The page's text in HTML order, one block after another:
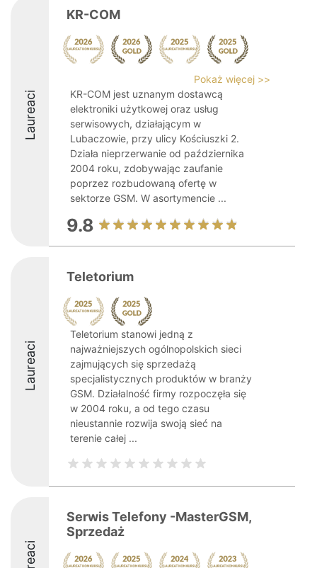
Laureaci
KR-COM
Pokaż więcej >>
KR-COM jest uznanym dostawcą
elektroniki użytkowej oraz usług
serwisowych, działającym w
Lubaczowie, przy ulicy Kościuszki 2.
Działa nieprzerwanie od października
2004 roku, zdobywając zaufanie
poprzez rozbudowaną ofertę w
sektorze GSM. W asortymencie ...
9.8
Laureaci
Teletorium
Teletorium stanowi jedną z
najważniejszych ogólnopolskich sieci
zajmujących się sprzedażą
specjalistycznych produktów w branży
GSM. Działalność firmy rozpoczęła się
w 2004 roku, a od tego czasu
nieustannie rozwija swoją sieć na
terenie całej ...
Serwis Telefony -MasterGSM,
Sprzedaż